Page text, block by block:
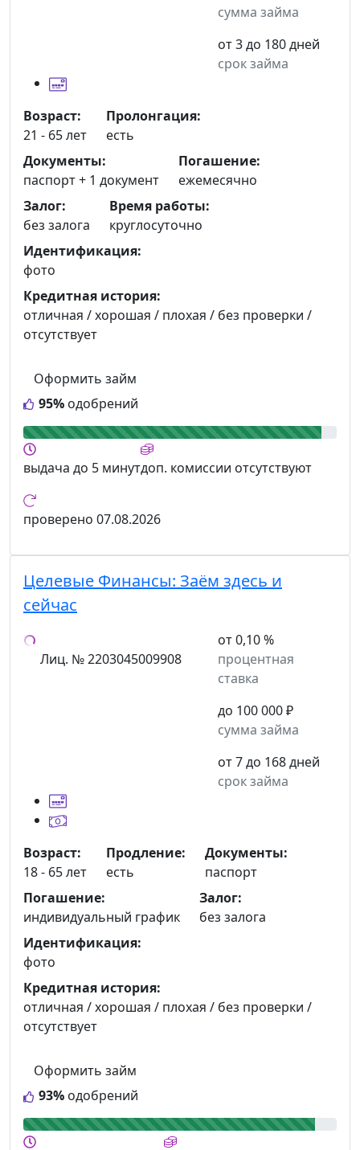
сумма займа
от 3 до 180 дней
срок займа
95% одобрений
Оформить займ
Возраст:
21 - 65 лет
Пролонгация:
есть
Документы:
паспорт + 1 документ
Погашение:
ежемесячно
Залог:
без залога
Время работы:
круглосуточно
Идентификация:
фото
Кредитная история:
отличная / хорошая / плохая / без проверки /
отсутствует
выдача до 5 минутдоп. комиссии отсутствуют
проверено 07.08.2026
Целевые Финансы: Заём здесь и
сейчас
Лиц. № 2203045009908
от 0,10 %
процентная
ставка
до 100 000 ₽
сумма займа
от 7 до 168 дней
срок займа
93% одобрений
Оформить займ
Возраст:
18 - 65 лет
Продление:
есть
Документы:
паспорт
Погашение:
индивидуальный график
Залог:
без залога
Идентификация:
фото
Кредитная история:
отличная / хорошая / плохая / без проверки /
отсутствует